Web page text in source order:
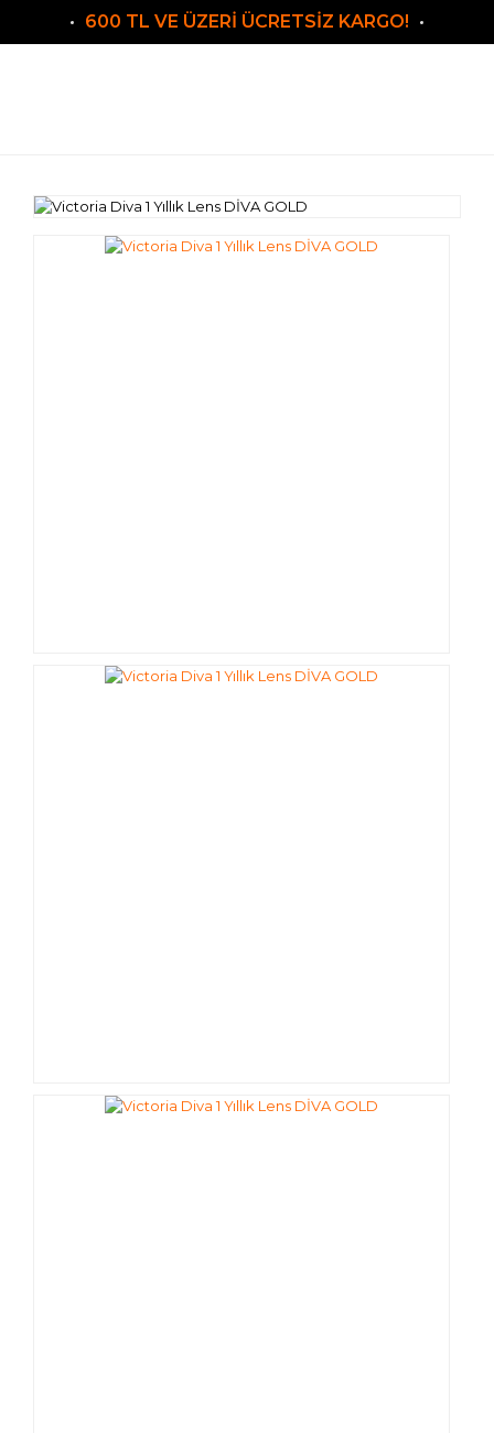
600 TL VE ÜZERİ ÜCRETSİZ KARGO!